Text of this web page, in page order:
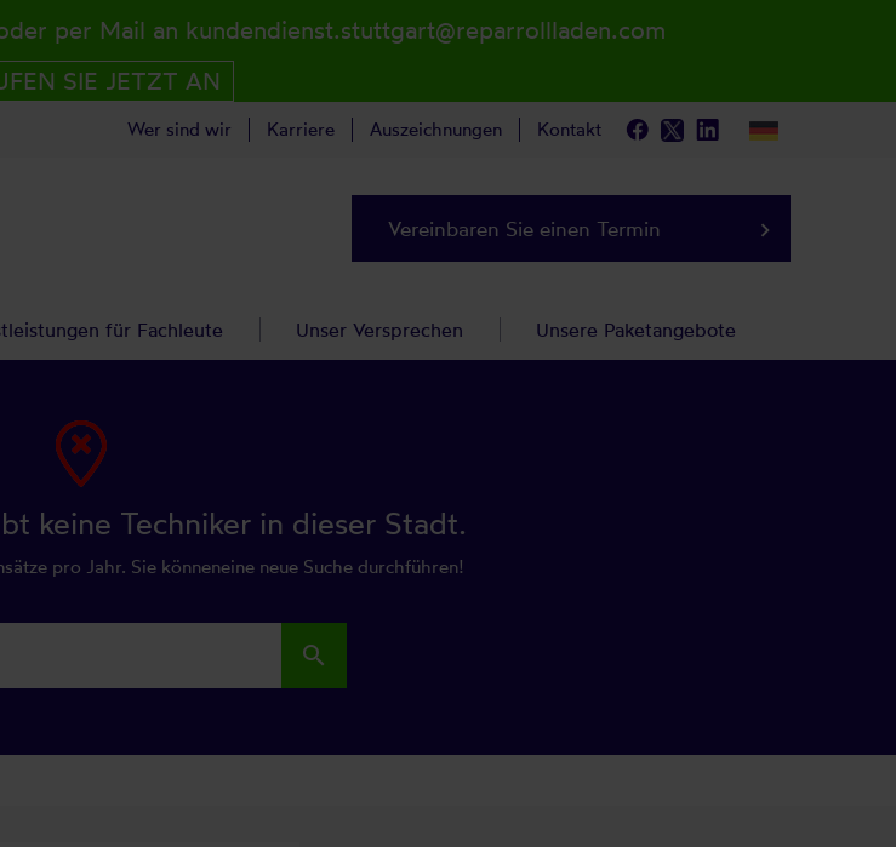
keine Techniker in dieser Stadt.
pro Jahr. Sie könneneine neue Suche durchführen!
search
per Mail an kundendienst.stuttgart@reparrollladen.com
SIE JETZT AN
Wer sind wir Karriere Auszeichnungen Kontakt
Vereinbaren Sie einen Termin keyboard_arrow_right
für Fachleute Unser Versprechen Unsere Paketangebote